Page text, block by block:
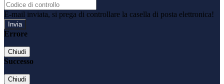
E-mail inviata, si prega di controllare la casella di posta elettronica!
Errore
Chiudi
Successo
Chiudi